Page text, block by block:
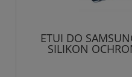
ETUI DO
SILIKON